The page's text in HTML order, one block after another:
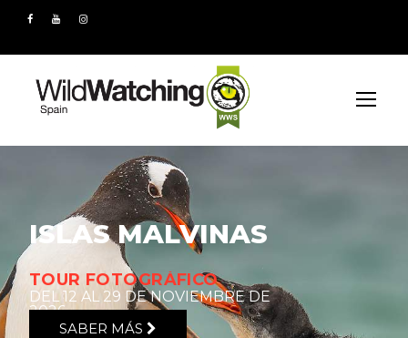
SABER MÁS
DEL 12 AL 29 DE NOVIEMBRE DE
2026
TOUR FOTOGRÁFICO
ISLAS MALVINAS